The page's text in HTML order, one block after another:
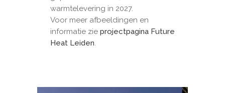
warmtelevering in 2027.
Voor meer afbeeldingen en
informatie zie projectpagina Future
Heat Leiden.